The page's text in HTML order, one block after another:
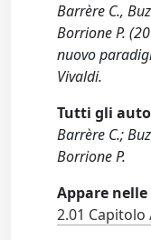
Barrère C.,
Borrione P.
nuovo
Vivaldi.
Tutti gli
Barrère C.;
Borrione P.
Appare
2.01